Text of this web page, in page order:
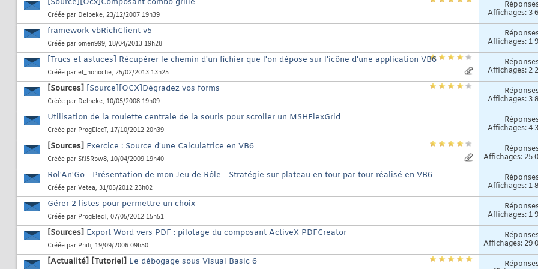
[Source][Ocx]Composant combo grille
Créée par Delbeke, 23/12/2007 19h39
Affichages: 3
framework vbRichClient v5
Créée par omen999, 18/04/2013 19h28
Affichages: 1
[Trucs et astuces] Récupérer le chemin d'un fichier que l'on dépose sur l'icône d'une application VB6
Créée par el_nonoche, 25/02/2013 13h25
Affichages: 2
[Sources] [Source][OCX]Dégradez vos forms
Créée par Delbeke, 10/05/2008 19h09
Affichages: 3
Utilisation de la roulette centrale de la souris pour scroller un MSHFlexGrid
Créée par ProgElecT, 17/10/2012 20h39
Affichages: 4
[Sources] Exercice : Source d'une Calculatrice en VB6
Créée par SfJ5Rpw8, 10/04/2009 19h40
Affichages: 25
Rol'An'Go - Présentation de mon Jeu de Rôle - Stratégie sur plateau en tour par tour réalisé en VB6
Créée par Vetea, 31/05/2012 23h02
Affichages: 1
Gérer 2 listes pour permettre un choix
Créée par ProgElecT, 07/05/2012 15h51
Affichages: 1
[Sources] Export Word vers PDF : pilotage du composant ActiveX PDFCreator
Créée par Phifi, 19/09/2006 09h50
Affichages: 29
[Actualité] [Tutoriel] Le débogage sous Visual Basic 6